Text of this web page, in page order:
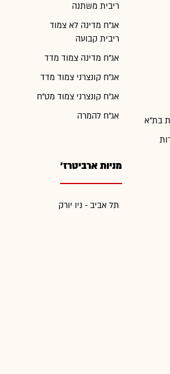
בת"א
ריבית משתנה
אג"ח מדינה לא צמוד
ריבית קבועה
אג"ח מדינה צמוד מדד
אג"ח קונצרני צמוד מדד
אג"ח קונצרני צמוד מט"ח
אג"ח להמרה
מניות ארביטרז'
תל אביב - ניו יורק